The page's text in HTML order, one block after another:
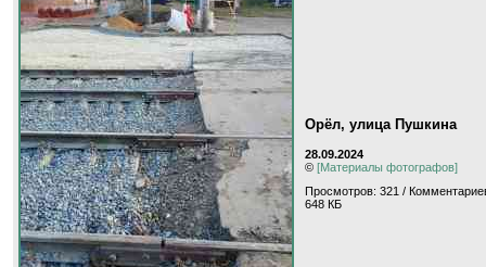
Орёл, улица Пушкина
28.09.2024
© [Материалы фотографов]
Просмотров: 321 /
648 КБ